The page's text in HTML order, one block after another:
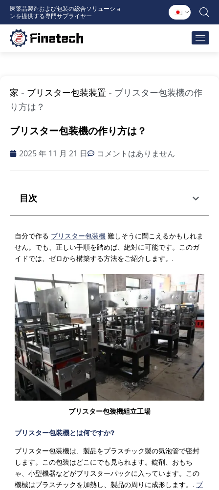
医薬品製造および包装の総合ソリューショ
ンを提供する専門サプライヤー
家 - ブリスター包装装置 - ブリスター包装機の作
り方は？
ブリスター包装機の作り方は？
2025 年 11 月 21 日 コメントはありません
目次
自分で作る ブリスター包装機 難しそうに聞こえるかもしれま
せん。でも、正しい手順を踏めば、絶対に可能です。このガ
イドでは、ゼロから構築する方法をご紹介します。.
ブリスター包装機組立工場
ブリスター包装機とは何ですか?
ブリスター包装機は、製品をプラスチック製の気泡管で密封
します。この包装はどこにでも見られます。錠剤、おもち
ゃ、小型機器などがブリスターパックに入っています。この
機械はプラスチックを加熱し、製品の周りに成形します。. ブ